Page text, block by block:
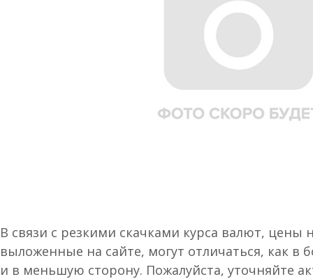
В связи с резкими скачками курса валют, цены
выложенные на сайте, могут отличаться, как в
и в меньшую сторону. Пожалуйста, уточняйте